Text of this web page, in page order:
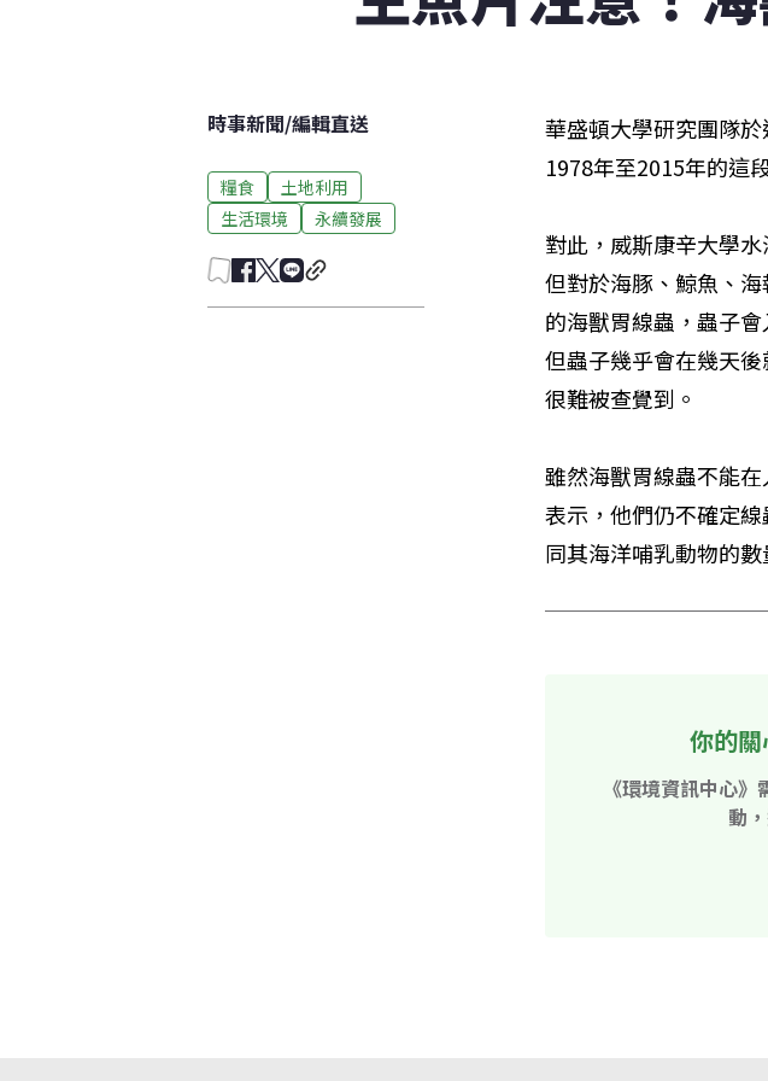
時事新聞/編輯直送
糧食
土地利用
生活環境
永續發展
華盛頓大學研究團隊
1978年至2015年的這
對此，威斯康辛大學
但對於海豚、鯨魚、
的海獸胃線蟲，蟲子
但蟲子幾乎會在幾天
很難被查覺到。
雖然海獸胃線蟲不能
表示，他們仍不確定
同其海洋哺乳動物的
你的
《環境資訊中心
動